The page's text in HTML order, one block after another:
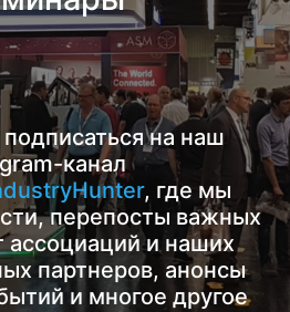
на наш
канал
, где мы
перепосты важных
ассоциаций и наших
партнеров, анонсы
и многое другое